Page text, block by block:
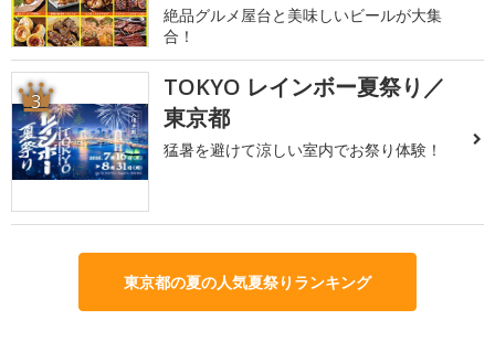
絶品グルメ屋台と美味しいビールが大集
合！
3
TOKYO レインボー夏祭り／
東京都
猛暑を避けて涼しい室内でお祭り体験！
東京都の夏の人気夏祭りランキング